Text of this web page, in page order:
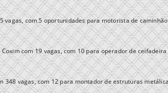
vagas, com 5 oportunidades para motorista de
Coxim com 19 vagas, com 10 para operador de
348 vagas, com 12 para montador de estruturas